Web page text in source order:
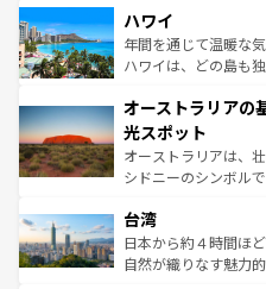
着のスイス情報は
のような巨大都市は
ンメントが詰まった
西部には大自然が広
部のニューオーリン
文化が魅力。旅行者
しみながら、その多
るだろう。車でのロ
情報は
ハワイ
年間を通じて温暖な
ハワイは、どの島も
ワイ島は見逃せない
島だが、静かな自然
おすすめ。エメラル
文化や歴史が息づい
人々、おいしいロー
ク、伝統的なフラダ
っている。訪れるた
オーストラリアの
光スポット
オーストラリアは、
シドニーのシンボル
リアリーフや大陸中
ク）、タスマニアの
ど、見どころがたく
台湾
日本から約４時間ほ
自然が織りなす魅力